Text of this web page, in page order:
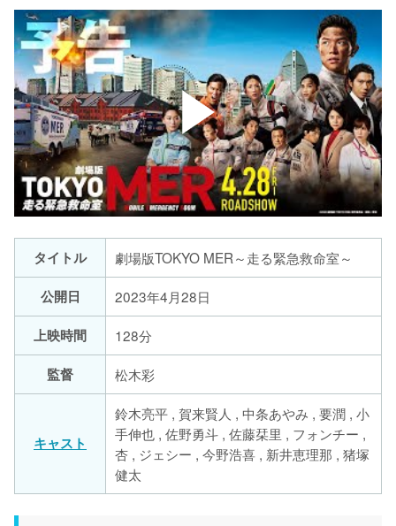
タイトル
劇場版TOKYO MER～走る緊急救命室～
公開日
2023年4月28日
上映時間
128分
監督
松木彩
キャスト
鈴木亮平 , 賀来賢人 , 中条あやみ , 要潤 , 小
手伸也 , 佐野勇斗 , 佐藤栞里 , フォンチー ,
杏 , ジェシー , 今野浩喜 , 新井恵理那 , 猪塚
健太